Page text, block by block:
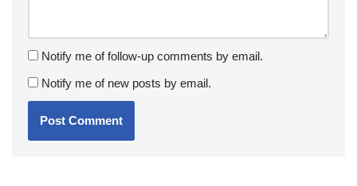
Notify me of follow-up comments by email.
Notify me of new posts by email.